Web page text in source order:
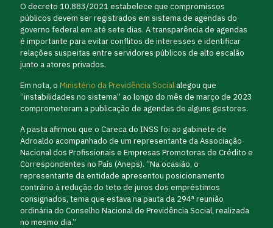
O decreto 10.883/2021 estabelece que compromissos
públicos devem ser registrados em sistema de agendas do
governo federal em até sete dias. A transparência de agendas
é importante para evitar conflitos de interesses e identificar
relações suspeitas entre servidores públicos de alto escalão
junto a atores privados.
Em nota, o Ministério da Previdência Social alegou que
“instabilidades no sistema” ao longo do mês de março de 2023
comprometeram a publicação de agendas de alguns gestores.
A pasta afirmou que o Careca do INSS foi ao gabinete de
Adroaldo acompanhado de um representante da Associação
Nacional dos Profissionais e Empresas Promotoras de Crédito e
Correspondentes no País (Aneps). “Na ocasião, o
representante da entidade apresentou posicionamento
contrário à redução do teto de juros dos empréstimos
consignados, tema que estava na pauta da 294ª reunião
ordinária do Conselho Nacional de Previdência Social, realizada
no mesmo dia.”